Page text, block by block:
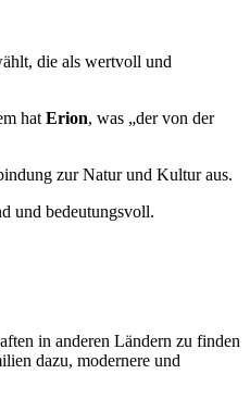
die als wertvoll und
hat Erion, was „der von der
zur Natur und Kultur aus.
und bedeutungsvoll.
in anderen Ländern zu finden
dazu, modernere und